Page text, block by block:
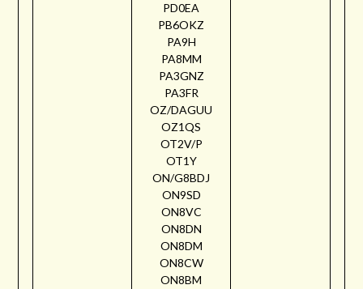
PD0EA
PB6OKZ
PA9H
PA8MM
PA3GNZ
PA3FR
OZ/DAGUU
OZ1QS
OT2V/P
OT1Y
ON/G8BDJ
ON9SD
ON8VC
ON8DN
ON8DM
ON8CW
ON8BM